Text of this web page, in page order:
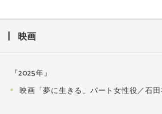
映画
『2025年』
映画「夢に生きる」パート女性役／石